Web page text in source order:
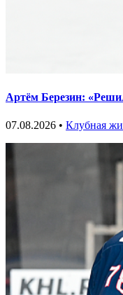
Артём Березин:
07.08.2026 • Клубная